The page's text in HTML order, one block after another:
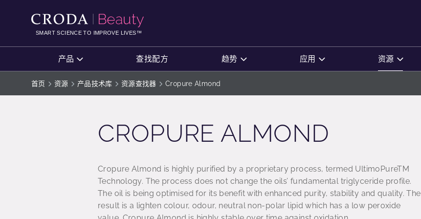
CONTENTSMART SCIENCE TO IMPROVE LIVES™
产品 查找配方 趋势 应用 资源
首页 资源 产品技术库 资源查找器 Cropure Almond
CROPURE ALMOND
Cropure Almond is highly purified by a proprietary process, termed UltimoPureTM
Technology. The process does not change the oils’ fundamental triglyceride profile.
The oil is being optimised for its benefit with enhanced purity, stability and quality. The
result is a lighten colour, odour, neutral non-polar lipid which has a low peroxide